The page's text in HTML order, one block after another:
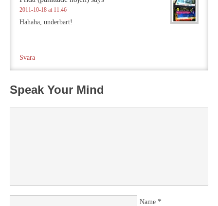
2011-10-18 at 11:46
Hahaha, underbart!
Svara
Speak Your Mind
Name *